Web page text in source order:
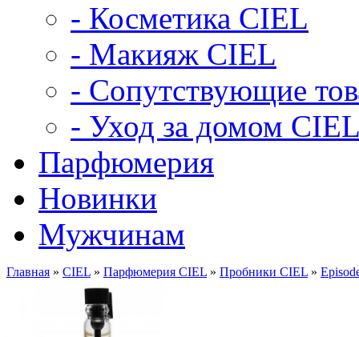
- Косметика CIEL
- Макияж CIEL
- Сопутствующие
- Уход за домом
Парфюмерия
Новинки
Мужчинам
Главная » CIEL » Парфюмерия CIEL » Пробники CIEL »